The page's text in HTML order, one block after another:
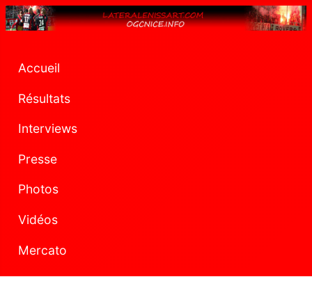
Accueil
Résultats
Interviews
Presse
Photos
Vidéos
Mercato